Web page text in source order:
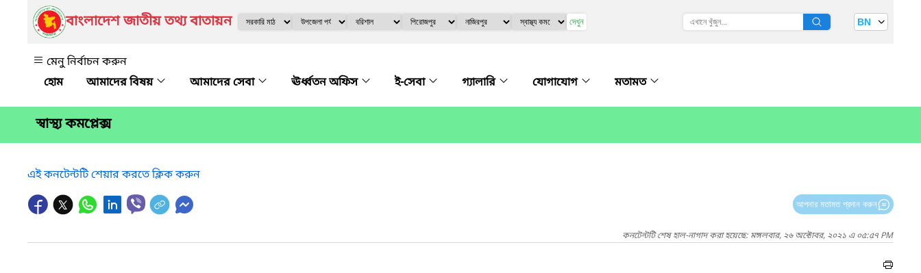
বাংলাদেশ জাতীয় তথ্য বাতায়ন দেখুন BN
মেনু নির্বাচন করুন
আমাদের বিষয়
আমাদের সেবা ঊর্ধ্বতন অফিস ই-সেবা গ্যালারি যোগাযোগ মতামত
স্বাস্থ্য কমপ্লেক্স
এই কনটেন্টটি শেয়ার করতে ক্লিক করুন
আপনার মতামত প্রদান করুন
কনটেন্টটি শেষ হাল-নাগাদ করা হয়েছে: মঙ্গলবার, ২৬ অক্টোবর, ২০২১ এ ০৫:৫৭ PM